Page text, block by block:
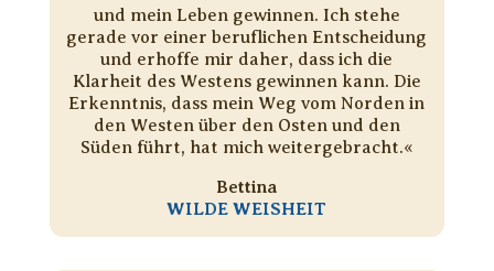
und mein Leben gewinnen. Ich stehe
gerade vor einer beruflichen Entscheidung
und erhoffe mir daher, dass ich die
Klarheit des Westens gewinnen kann. Die
Erkenntnis, dass mein Weg vom Norden in
den Westen über den Osten und den
Süden führt, hat mich weitergebracht.«
Bettina
WILDE WEISHEIT